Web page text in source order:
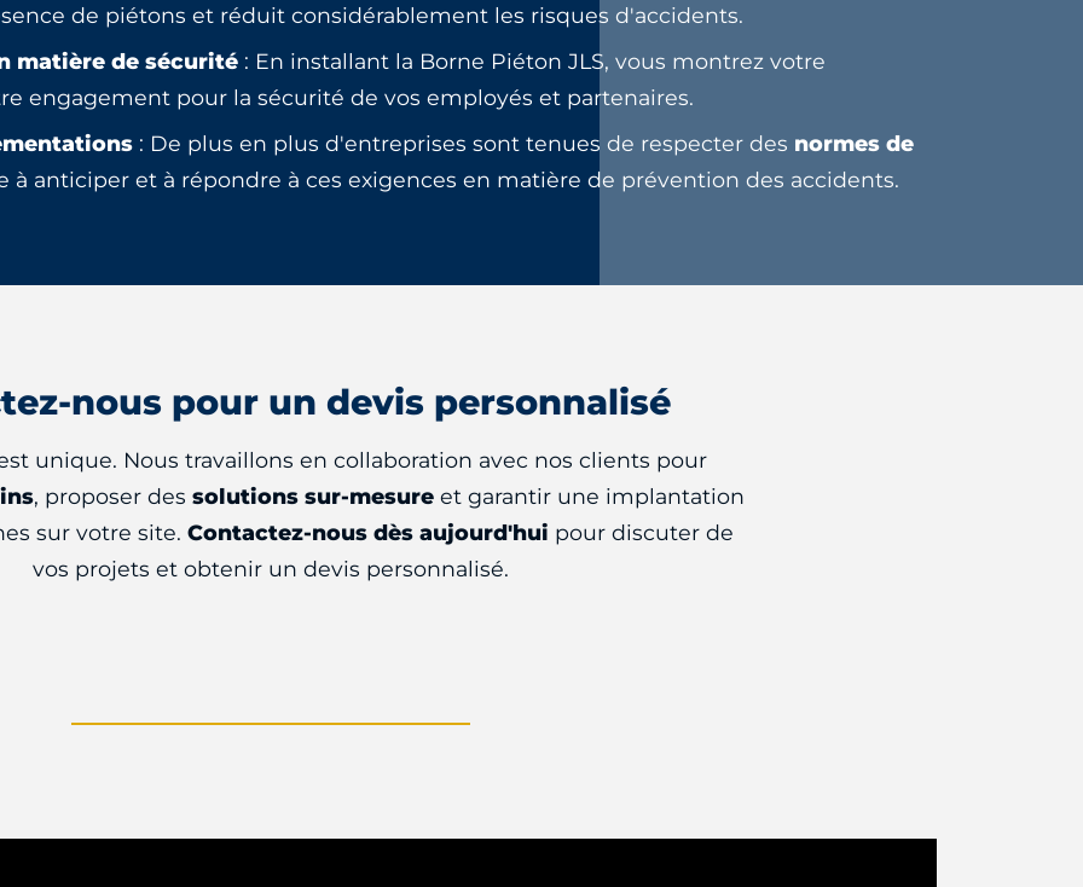
de piétons et réduit considérablement les risques d'accidents.
matière de sécurité : En installant la Borne Piéton JLS, vous montrez votre
engagement pour la sécurité de vos employés et partenaires.
: De plus en plus d'entreprises sont tenues de respecter des normes de
à anticiper et à répondre à ces exigences en matière de prévention des accidents.
nous pour un devis personnalisé
unique. Nous travaillons en collaboration avec nos clients pour
, proposer des solutions sur-mesure et garantir une implantation
sur votre site. Contactez-nous dès aujourd'hui pour discuter de
vos projets et obtenir un devis personnalisé.